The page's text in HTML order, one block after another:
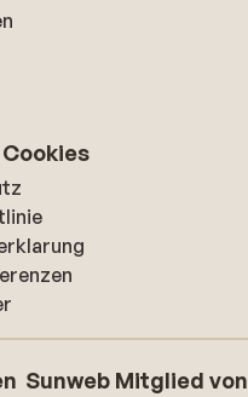
Sunweb Mitglied von